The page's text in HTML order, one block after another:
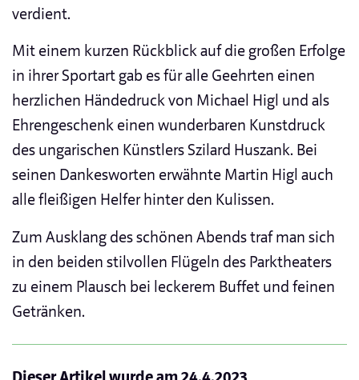
verdient.
Mit einem kurzen Rückblick auf die großen Erfolge
in ihrer Sportart gab es für alle Geehrten einen
herzlichen Händedruck von Michael Higl und als
Ehrengeschenk einen wunderbaren Kunstdruck
des ungarischen Künstlers Szilard Huszank. Bei
seinen Dankesworten erwähnte Martin Higl auch
alle fleißigen Helfer hinter den Kulissen.
Zum Ausklang des schönen Abends traf man sich
in den beiden stilvollen Flügeln des Parktheaters
zu einem Plausch bei leckerem Buffet und feinen
Getränken.